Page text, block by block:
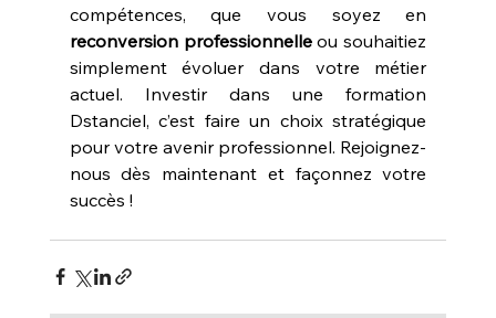
reconversion professionnelle ou souhaitiez
simplement évoluer dans votre métier
actuel. Investir dans une formation
Dstanciel, c’est faire un choix stratégique
pour votre avenir professionnel. Rejoignez-
nous dès maintenant et façonnez votre
succès !